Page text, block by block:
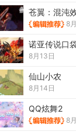
苍翼：混沌
8
诺亚传说口
8月13日
仙山小农
8月14日
QQ炫舞2
8